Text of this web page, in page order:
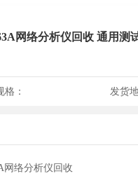
网络分析仪回收 通用测
格： 发货
网络分析仪回收